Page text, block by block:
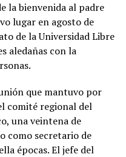
la bienvenida al padre
lugar en agosto de
de la Universidad Libre
aledañas con la
que mantuvo por
comité regional del
una veintena de
como secretario de
épocas. El jefe del